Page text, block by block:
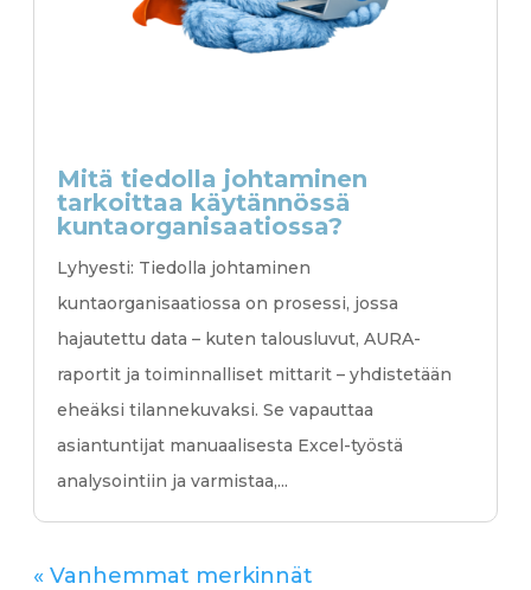
Mitä tiedolla johtaminen
tarkoittaa käytännössä
kuntaorganisaatiossa?
Lyhyesti: Tiedolla johtaminen
kuntaorganisaatiossa on prosessi, jossa
hajautettu data – kuten talousluvut, AURA-
raportit ja toiminnalliset mittarit – yhdistetään
eheäksi tilannekuvaksi. Se vapauttaa
asiantuntijat manuaalisesta Excel-työstä
analysointiin ja varmistaa,...
« Vanhemmat merkinnät